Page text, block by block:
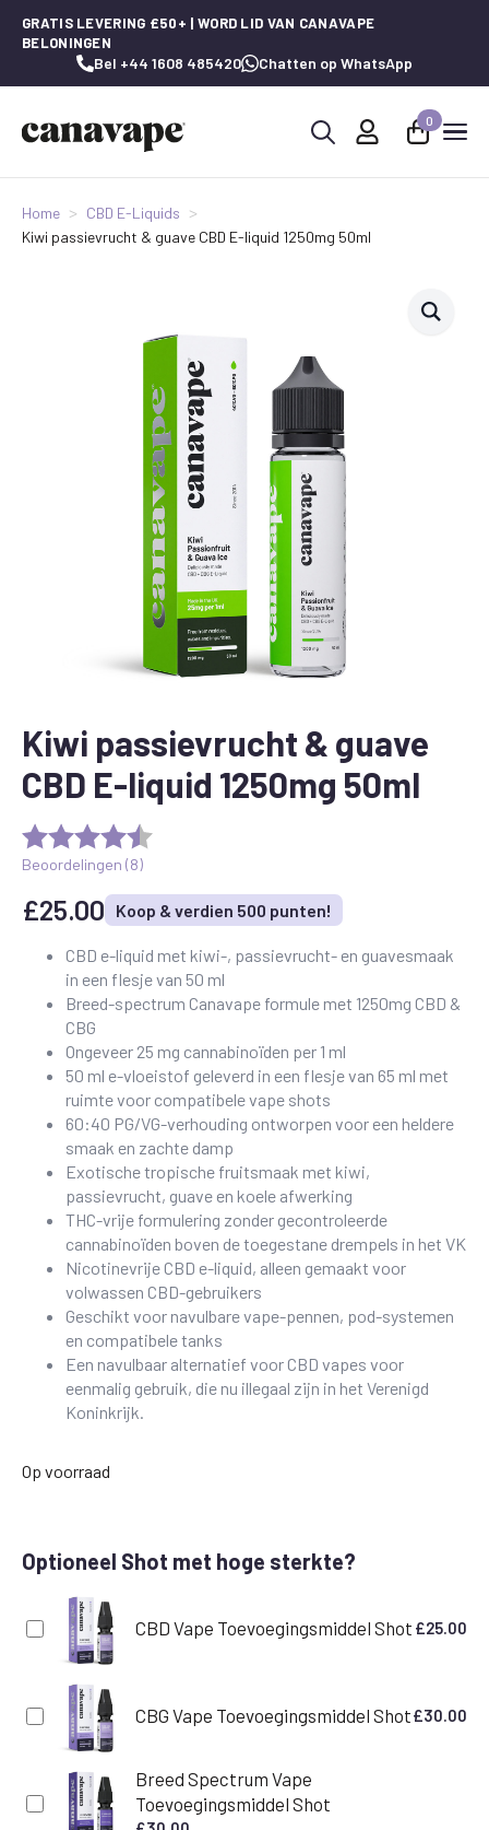
GRATIS LEVERING £50+ | WORD LID VAN CANAVAPE
BELONINGEN
Bel +44 1608 485420 Chatten op WhatsApp
0
Home
CBD E-Liquids
Kiwi passievrucht & guave CBD E-liquid 1250mg 50ml
Kiwi passievrucht & guave
CBD E-liquid 1250mg 50ml
Beoordelingen (8)
£25.00 Koop & verdien 500 punten!
CBD e-liquid met kiwi-, passievrucht- en guavesmaak
in een flesje van 50 ml
Breed-spectrum Canavape formule met 1250mg CBD &
CBG
Ongeveer 25 mg cannabinoïden per 1 ml
50 ml e-vloeistof geleverd in een flesje van 65 ml met
ruimte voor compatibele vape shots
60:40 PG/VG-verhouding ontworpen voor een heldere
smaak en zachte damp
Exotische tropische fruitsmaak met kiwi,
passievrucht, guave en koele afwerking
THC-vrije formulering zonder gecontroleerde
cannabinoïden boven de toegestane drempels in het VK
Nicotinevrije CBD e-liquid, alleen gemaakt voor
volwassen CBD-gebruikers
Geschikt voor navulbare vape-pennen, pod-systemen
en compatibele tanks
Een navulbaar alternatief voor CBD vapes voor
eenmalig gebruik, die nu illegaal zijn in het Verenigd
Koninkrijk.
Op voorraad
Optioneel Shot met hoge sterkte?
CBD Vape Toevoegingsmiddel Shot £25.00
CBG Vape Toevoegingsmiddel Shot£30.00
Breed Spectrum Vape
Toevoegingsmiddel Shot